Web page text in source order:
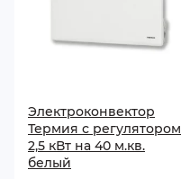
Электроконвектор
Термия с регулятором
2,5 кВт на 40 м.кв.
белый